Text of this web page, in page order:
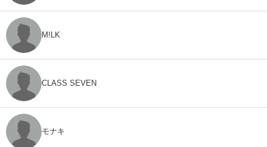
M!LK
CLASS SEVEN
モナキ